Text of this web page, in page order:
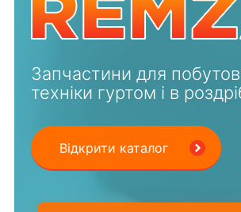
Запчастини для
техніки гуртом і в
Відкрити каталог